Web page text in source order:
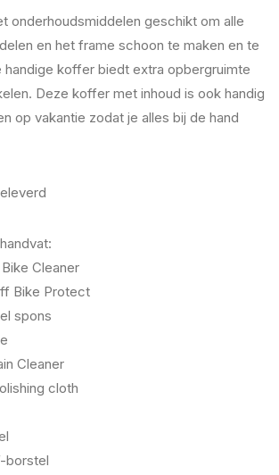
onderhoudsmiddelen geschikt om alle
en het frame schoon te maken en te
handige koffer biedt extra opbergruimte
Deze koffer met inhoud is ook handig
op vakantie zodat je alles bij de hand
Cleaner
Bike Protect
spons
Cleaner
cloth
borstel